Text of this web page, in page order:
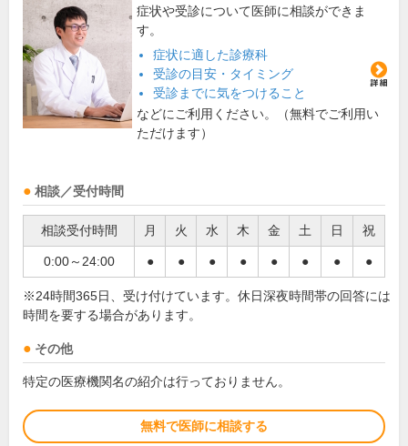
症状や受診について医師に相談ができま
す。
症状に適した診療科
受診の目安・タイミング
受診までに気をつけること
などにご利用ください。（無料でご利用い
ただけます）
相談／受付時間
相談受付時間 月 火 水 木 金 土 日 祝
0:00～24:00 ● ● ● ● ● ● ● ●
※24時間365日、受け付けています。休日深夜時間帯の回答には
時間を要する場合があります。
その他
特定の医療機関名の紹介は行っておりません。
無料で医師に相談する